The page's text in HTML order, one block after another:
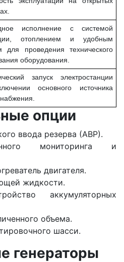
исполнение с системой
отоплением и удобным
для проведения технического
оборудования.
запуск электростанции
основного источника
опции
ввода резерва (АВР).
мониторинга и
двигателя.
жидкости.
аккумуляторных
объема.
шасси.
генераторы